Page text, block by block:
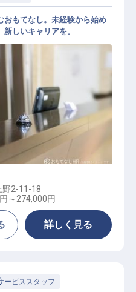
おもてなし。未経験から始め
しいキャリアを。
野2-11-18
～ 274,000円
詳しく見る
ービススタッフ